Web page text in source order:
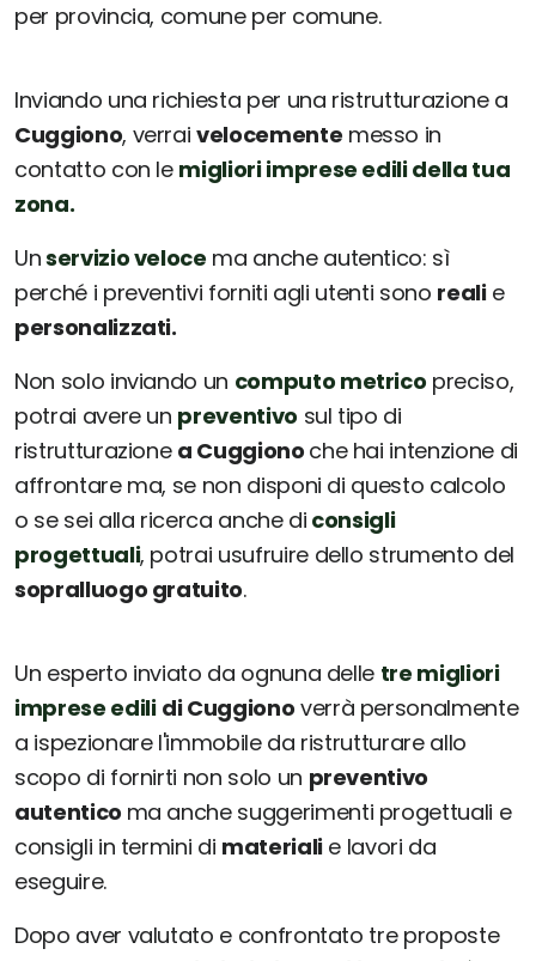
per provincia, comune per comune.
Inviando una richiesta per una ristrutturazione a
Cuggiono, verraivelocemente messo in
contatto con le migliori imprese edili della tua
zona.
Unservizio veloce ma anche autentico: sì
perché i preventivi forniti agli utenti sono realie
personalizzati.
Non solo inviando un computo metrico preciso,
potrai avere un preventivo sul tipo di
ristrutturazione a Cuggiono che hai intenzione di
affrontare ma, se non disponi di questo calcolo
o se sei alla ricerca anche di consigli
progettuali, potrai usufruire dello strumento del
sopralluogo gratuito.
Un esperto inviato da ognuna delle tre migliori
imprese edili di Cuggiono verrà personalmente
a ispezionare l'immobile da ristrutturare allo
scopo di fornirti non solo un preventivo
autentico ma anche suggerimenti progettuali e
consigli in termini di materialie lavori da
eseguire.
Dopo aver valutato e confrontato tre proposte